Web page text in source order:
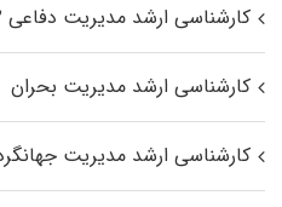
کارشناسی ارشد مدیریت دفاعی ۲
کارشناسی ارشد مدیریت بحران
کارشناسی ارشد مدیریت